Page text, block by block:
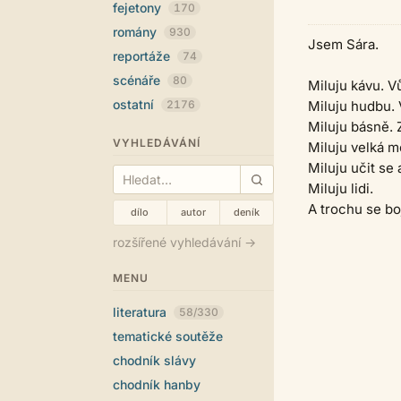
fejetony 170
romány 930
reportáže 74
scénáře 80
ostatní 2176
VYHLEDÁVÁNÍ
dílo autor deník
rozšířené vyhledávání →
MENU
literatura 58/330
tematické soutěže
chodník slávy
chodník hanby
Jsem Sára.
Miluju kávu.
Miluju hudbu.
Miluju básně.
Miluju velká
Miluju učit se
Miluju lidi.
A trochu se